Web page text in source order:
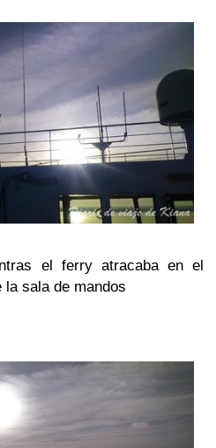
el ferry atracaba en el
la sala de mandos